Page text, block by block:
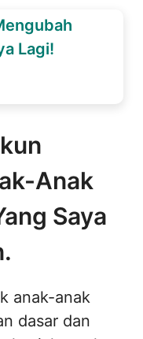
Lagi!
Anak
Saya
anak-anak
dasar dan